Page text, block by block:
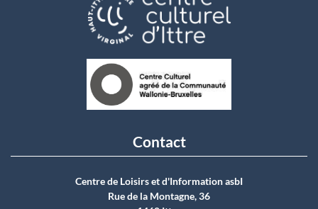
Contact
Centre de Loisirs et d'Information asbI
Rue de la Montagne, 36